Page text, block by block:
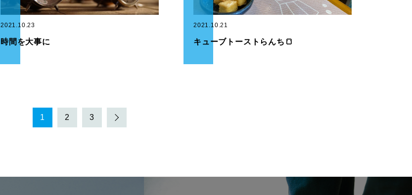
2021.10.23
時間を大事に
2021.10.21
キューブトーストらんち🍞
1 2 3